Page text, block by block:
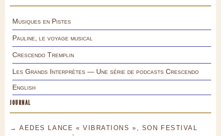
Musiques en Pistes
Pauline, le voyage musical
Crescendo Tremplin
Les Grands Interprètes — Une série de podcasts Crescendo
English
JOURNAL
→ AEDES LANCE « VIBRATIONS », SON FESTIVAL